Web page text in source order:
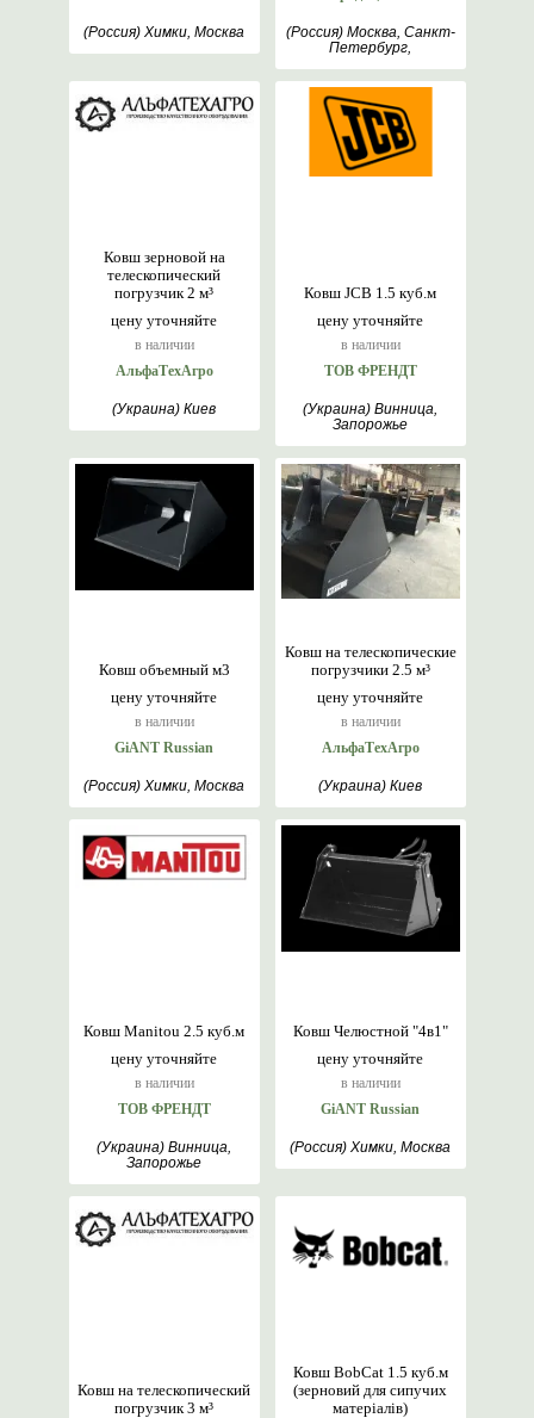
(Россия) Химки, Москва
(Россия) Москва, Санкт-
Петербург,
Новосибирск, Хабаровск
цену уточняйте
в наличии
Ковш зерновой на
телескопический
погрузчик 2 м³
АльфаТехАгро
(Украина) Киев
цену уточняйте
в наличии
Ковш JCB 1.5 куб.м
ТОВ ФРЕНДТ
(Украина) Винница,
Запорожье
цену уточняйте
в наличии
Ковш объемный м3
GiANT Russian
(Россия) Химки, Москва
цену уточняйте
в наличии
Ковш на телескопические
погрузчики 2.5 м³
АльфаТехАгро
(Украина) Киев
цену уточняйте
в наличии
Ковш Manitou 2.5 куб.м
ТОВ ФРЕНДТ
(Украина) Винница,
Запорожье
цену уточняйте
в наличии
Ковш Челюстной "4в1"
GiANT Russian
(Россия) Химки, Москва
Ковш на телескопический
погрузчик 3 м³
Ковш BobCat 1.5 куб.м
(зерновий для сипучих
матеріалів)